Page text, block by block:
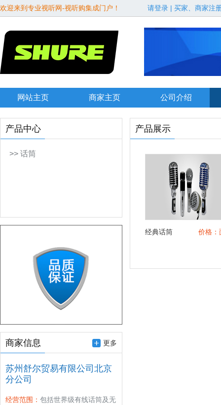
欢迎来到专业视听网-视听购集成门户！ 请登录 | 买家、商家注
网站主页 商家主页 公司介绍
产品中心
>> 话筒
商家信息 更多
苏州舒尔贸易有限公司北京
分公司
经营范围： 包括世界级有线话筒及无
产品展示
经典话筒 价格：